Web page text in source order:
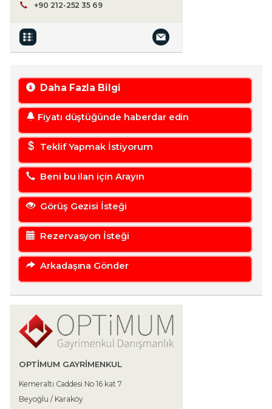
+90 212-252 35 69
Daha Fazla Bilgi
Fiyatı düştüğünde haberdar edin
Teklif Yapmak İstiyorum
Beni bu ilan için Arayın
Görüş Gezisi İsteği
Rezervasyon İsteği
Arkadaşına Gönder
OPTIMUM GAYRIMENKUL
Kemeraltı Caddesi No 16 kat 7
Beyoğlu / Karaköy